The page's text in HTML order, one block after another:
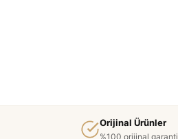
Orijinal Ürünler
%100 orijinal garanti